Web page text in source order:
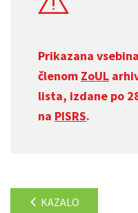
Prikazana
členom ZoUL
lista, izdane po
na PISRS.
KAZALO